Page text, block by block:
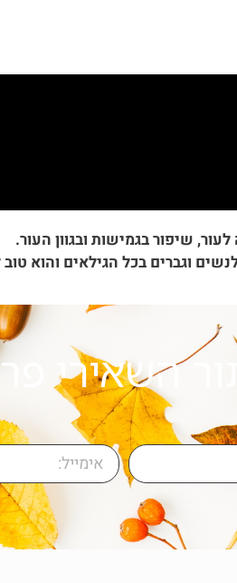
שיפור בגמישות ובגוון העור.
וגברים בכל הגילאים והוא
השאירי